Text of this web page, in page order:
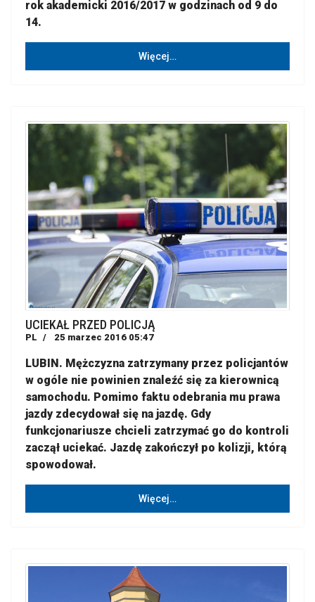
rok akademicki 2016/2017 w godzinach od 9 do
14.
Więcej…
UCIEKAŁ PRZED POLICJĄ
PL 25 marzec 2016 05:47
LUBIN. Mężczyzna zatrzymany przez policjantów
w ogóle nie powinien znaleźć się za kierownicą
samochodu. Pomimo faktu odebrania mu prawa
jazdy zdecydował się na jazdę. Gdy
funkcjonariusze chcieli zatrzymać go do kontroli
zaczął uciekać. Jazdę zakończył po kolizji, którą
spowodował.
Więcej…